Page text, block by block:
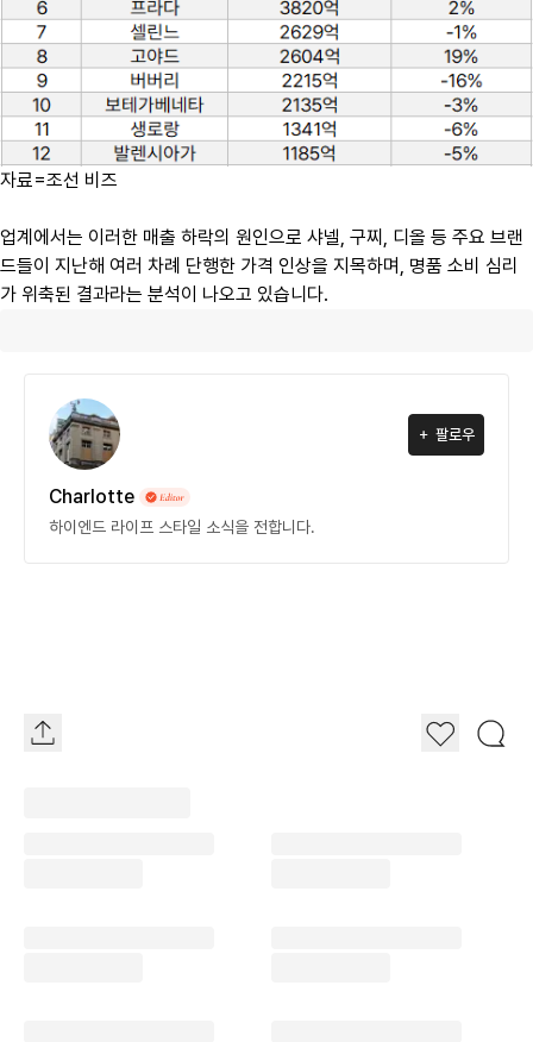
자료=조선 비즈
업계에서는 이러한 매출 하락의 원인으로 샤넬, 구찌, 디올 등 주요 브랜
드들이 지난해 여러 차례 단행한 가격 인상을 지목하며, 명품 소비 심리
가 위축된 결과라는 분석이 나오고 있습니다.
팔로우
Charlotte
하이엔드 라이프 스타일 소식을 전합니다.